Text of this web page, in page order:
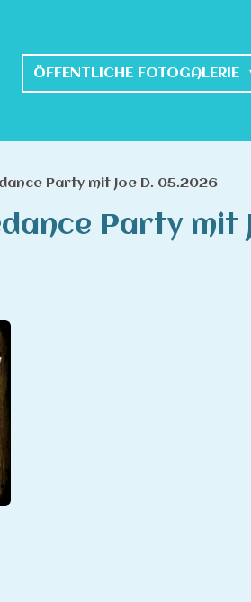
ÖFFENTLICHE FOTOGALERIE
Party mit Joe D. 05.2026
Party mit